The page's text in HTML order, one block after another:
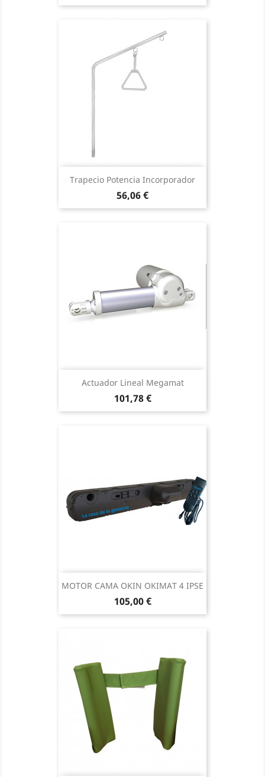
Trapecio Potencia Incorporador
Precio
56,06 €
Actuador Lineal Megamat
Precio
101,78 €
MOTOR CAMA OKIN OKIMAT 4 IPSE
Precio
105,00 €